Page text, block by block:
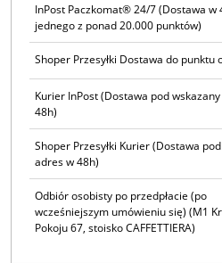
InPost Paczkomat® 24/7(Dostawa w
jednego z ponad 20.000 punktów)
Shoper Przesyłki Dostawa do punktu
Kurier InPost(Dostawa pod
48h)
Shoper Przesyłki Kurier(Dostawa
adres w 48h)
Odbiór osobisty po przedpłacie (po
wcześniejszym umówieniu się) (M1
Pokoju 67, stoisko CAFFETTIERA)